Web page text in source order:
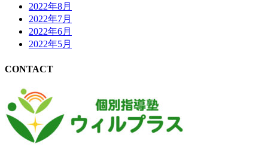
2022年8月
2022年7月
2022年6月
2022年5月
CONTACT